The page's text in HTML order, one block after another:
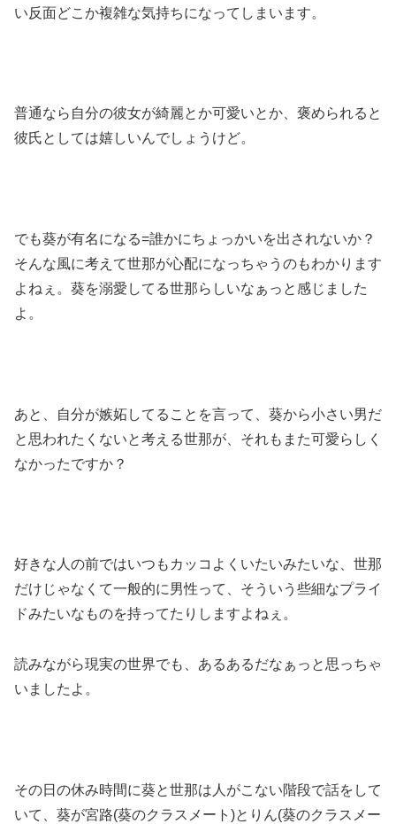
い反面どこか複雑な気持ちになってしまいます。
普通なら自分の彼女が綺麗とか可愛いとか、褒められると
彼氏としては嬉しいんでしょうけど。
でも葵が有名になる=誰かにちょっかいを出されないか？
そんな風に考えて世那が心配になっちゃうのもわかります
よねぇ。葵を溺愛してる世那らしいなぁっと感じました
よ。
あと、自分が嫉妬してることを言って、葵から小さい男だ
と思われたくないと考える世那が、それもまた可愛らしく
なかったですか？
好きな人の前ではいつもカッコよくいたいみたいな、世那
だけじゃなくて一般的に男性って、そういう些細なプライ
ドみたいなものを持ってたりしますよねぇ。
読みながら現実の世界でも、あるあるだなぁっと思っちゃ
いましたよ。
その日の休み時間に葵と世那は人がこない階段で話をして
いて、葵が宮路(葵のクラスメート)とりん(葵のクラスメー